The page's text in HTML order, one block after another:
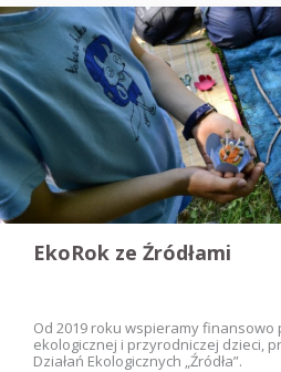
EkoRok ze Źródłami
Od 2019 roku wspieramy finansowo
ekologicznej i przyrodniczej dzieci,
Działań Ekologicznych „Źródła”.